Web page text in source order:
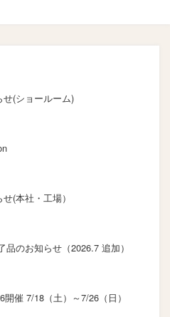
(ショールーム)
(本社・工場）
のお知らせ（2026.7 追加）
催 7/18（土）～7/26（日）